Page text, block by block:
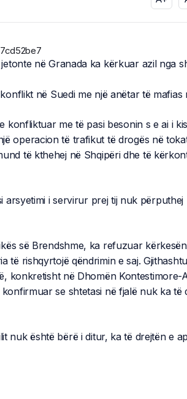
në Granada ka kërkuar azil nga
në Suedi me një anëtar të mafias
konfliktuar me të pasi besonin s e ai i
operacion të trafikut të drogës në
të kthehej në Shqipëri dhe të
arsyetimi i servirur prej tij nuk
së Brendshme, ka refuzuar
të rishqyrtojë qëndrimin e saj.
konkretisht në Dhomën Kontestimore-
se shtetasi në fjalë nuk ka të
nuk është bërë i ditur, ka të drejtën e